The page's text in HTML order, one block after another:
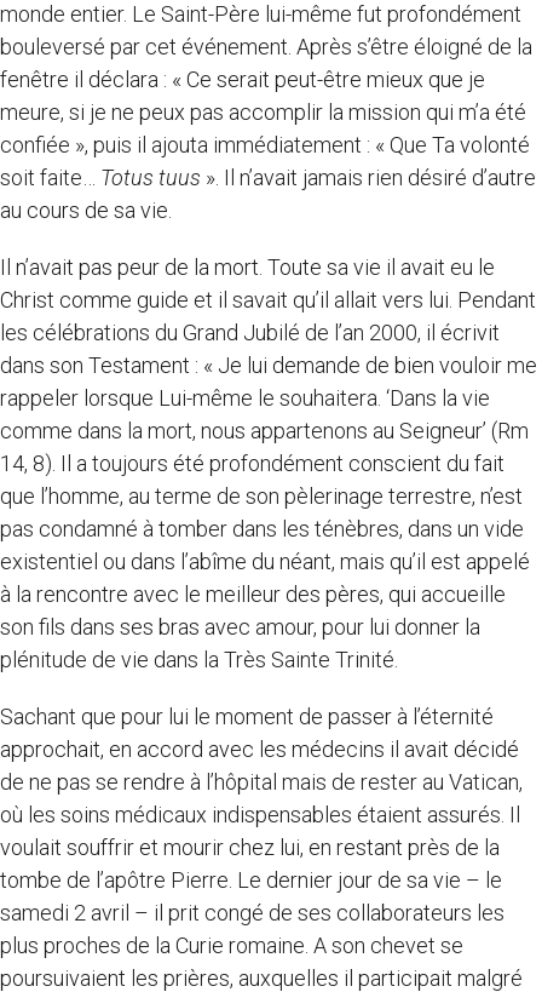
monde entier. Le Saint-Père lui-même fut profondément
bouleversé par cet événement. Après s’être éloigné de la
fenêtre il déclara : « Ce serait peut-être mieux que je
meure, si je ne peux pas accomplir la mission qui m’a été
confiée », puis il ajouta immédiatement : « Que Ta volonté
soit faite… Totus tuus ». Il n’avait jamais rien désiré d’autre
au cours de sa vie.
Il n’avait pas peur de la mort. Toute sa vie il avait eu le
Christ comme guide et il savait qu’il allait vers lui. Pendant
les célébrations du Grand Jubilé de l’an 2000, il écrivit
dans son Testament : « Je lui demande de bien vouloir me
rappeler lorsque Lui-même le souhaitera. ‘Dans la vie
comme dans la mort, nous appartenons au Seigneur’ (Rm
14, 8). Il a toujours été profondément conscient du fait
que l’homme, au terme de son pèlerinage terrestre, n’est
pas condamné à tomber dans les ténèbres, dans un vide
existentiel ou dans l’abîme du néant, mais qu’il est appelé
à la rencontre avec le meilleur des pères, qui accueille
son fils dans ses bras avec amour, pour lui donner la
plénitude de vie dans la Très Sainte Trinité.
Sachant que pour lui le moment de passer à l’éternité
approchait, en accord avec les médecins il avait décidé
de ne pas se rendre à l’hôpital mais de rester au Vatican,
où les soins médicaux indispensables étaient assurés. Il
voulait souffrir et mourir chez lui, en restant près de la
tombe de l’apôtre Pierre. Le dernier jour de sa vie – le
samedi 2 avril – il prit congé de ses collaborateurs les
plus proches de la Curie romaine. A son chevet se
poursuivaient les prières, auxquelles il participait malgré